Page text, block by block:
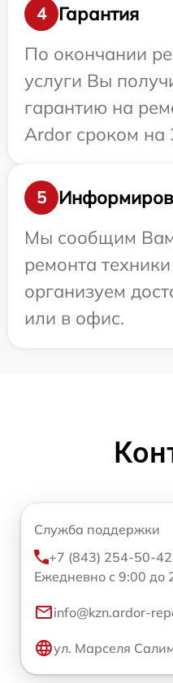
4
Гарантия
По окончании
услуги Вы
гарантию на
Ardor сроком на
5
Мы сообщим
ремонта
организуем
или в офис.
Служба поддержки
+7 (843) 254-50-42
Ежедневно с 9:00 до
info@kzn.ardor-
ул. Марселя